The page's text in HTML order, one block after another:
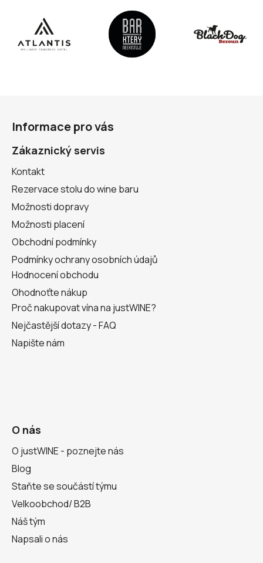
Informace pro vás
Zákaznický servis
Kontakt
Rezervace stolu do wine baru
Možnosti dopravy
Možnosti placení
Obchodní podmínky
Podmínky ochrany osobních údajů
Hodnocení obchodu
Ohodnoťte nákup
Proč nakupovat vína na justWINE?
Nejčastější dotazy - FAQ
Napište nám
O nás
O justWINE - poznejte nás
Blog
Staňte se součástí týmu
Velkoobchod/ B2B
Náš tým
Napsali o nás